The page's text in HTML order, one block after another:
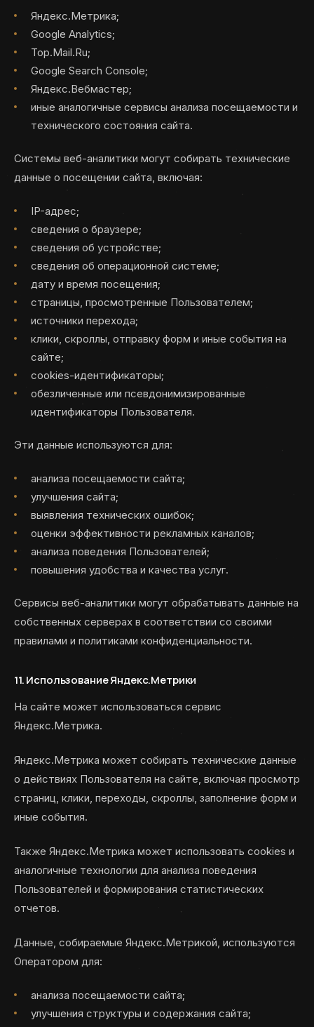
Яндекс.Метрика;
Google Analytics;
Top.Mail.Ru;
Google Search Console;
Яндекс.Вебмастер;
иные аналогичные сервисы анализа посещаемости и
технического состояния сайта.
Системы веб-аналитики могут собирать технические
данные о посещении сайта, включая:
IP-адрес;
сведения о браузере;
сведения об устройстве;
сведения об операционной системе;
дату и время посещения;
страницы, просмотренные Пользователем;
источники перехода;
клики, скроллы, отправку форм и иные события на
сайте;
cookies-идентификаторы;
обезличенные или псевдонимизированные
идентификаторы Пользователя.
Эти данные используются для:
анализа посещаемости сайта;
улучшения сайта;
выявления технических ошибок;
оценки эффективности рекламных каналов;
анализа поведения Пользователей;
повышения удобства и качества услуг.
Сервисы веб-аналитики могут обрабатывать данные на
собственных серверах в соответствии со своими
правилами и политиками конфиденциальности.
11. Использование Яндекс.Метрики
На сайте может использоваться сервис
Яндекс.Метрика.
Яндекс.Метрика может собирать технические данные
о действиях Пользователя на сайте, включая просмотр
страниц, клики, переходы, скроллы, заполнение форм и
иные события.
Также Яндекс.Метрика может использовать cookies и
аналогичные технологии для анализа поведения
Пользователей и формирования статистических
отчетов.
Данные, собираемые Яндекс.Метрикой, используются
Оператором для:
анализа посещаемости сайта;
улучшения структуры и содержания сайта;